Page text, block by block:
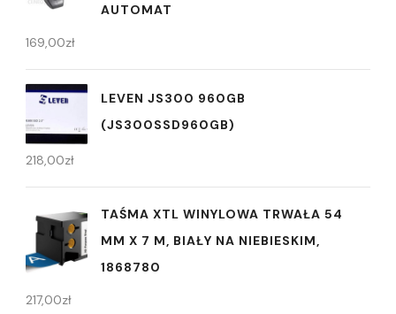
AUTOMAT
169,00zł
LEVEN JS300 960GB
(JS300SSD960GB)
218,00zł
TAŚMA XTL WINYLOWA TRWAŁA 54
MM X 7 M, BIAŁY NA NIEBIESKIM,
1868780
217,00zł